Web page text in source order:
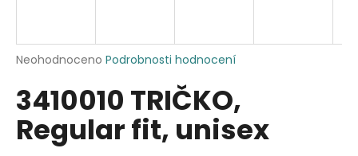
Průměrné
produktu
je
0,0
Neohodnoceno Podrobnosti hodnocení
3410010 TRIČKO,
Regular fit, unisex
j
í
?